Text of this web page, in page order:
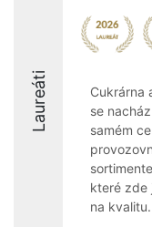
Laureáti
Cukrárna
se
samém
které zde
na